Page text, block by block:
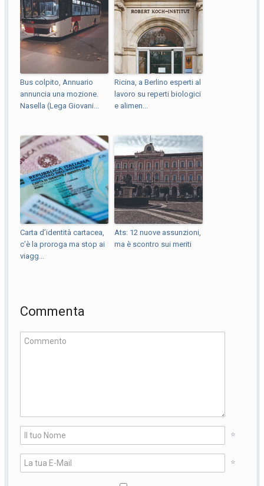
Bus colpito, Annuario
annuncia una mozione.
Nasella (Lega Giovani...
Ricina, a Berlino esperti al
lavoro su reperti biologici
e alimen...
Carta d’identità cartacea,
c’è la proroga ma stop ai
viagg...
Ats: 12 nuove assunzioni,
ma è scontro sui meriti
Commenta
*
*